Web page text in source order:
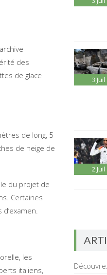
des
de glace
de long, 5
de neige de
du projet de
Certaines
les
italiens,
3 Juil
2 Juil